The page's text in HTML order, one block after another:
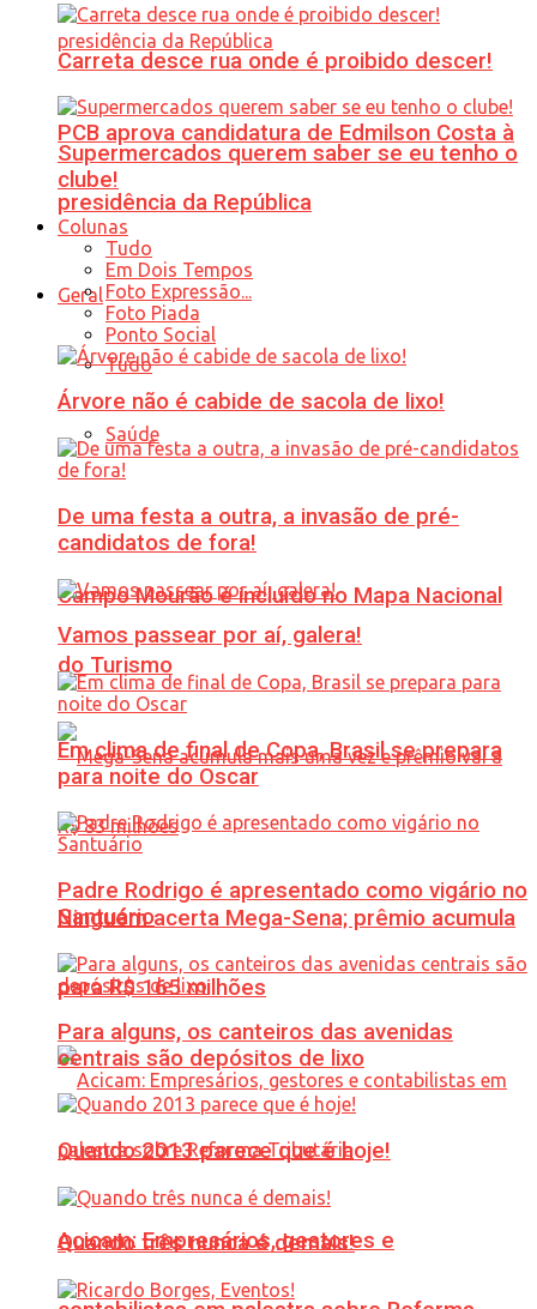
PCB aprova candidatura de Edmilson Costa à
presidência da República
Geral
Tudo
Saúde
Campo Mourão é incluído no Mapa Nacional
do Turismo
Ninguém acerta Mega-Sena; prêmio acumula
para R$ 165 milhões
Acicam: Empresários, gestores e
Carreta desce rua onde é proibido descer!
Supermercados querem saber se eu tenho o
clube!
Colunas
Tudo
Em Dois Tempos
Foto Expressão...
Foto Piada
Ponto Social
Árvore não é cabide de sacola de lixo!
De uma festa a outra, a invasão de pré-
candidatos de fora!
Vamos passear por aí, galera!
Em clima de final de Copa, Brasil se prepara
para noite do Oscar
Padre Rodrigo é apresentado como vigário no
Santuário
Para alguns, os canteiros das avenidas
centrais são depósitos de lixo
Quando 2013 parece que é hoje!
Quando três nunca é demais!